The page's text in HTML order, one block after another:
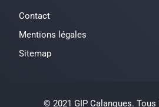
Contact
Mentions légales
Sitemap
© 2021 GIP Calanques.